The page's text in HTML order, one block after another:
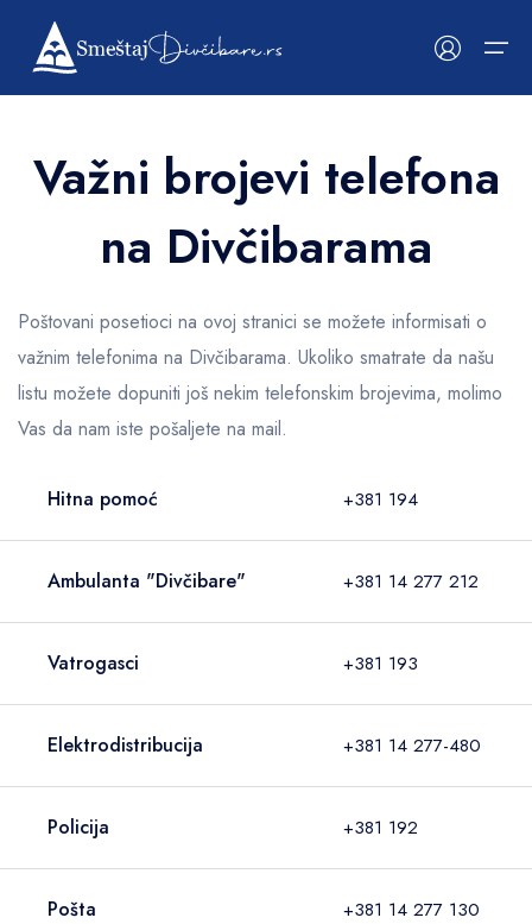
Početna
Smeštaji
Kategorije
Vikendice
Vile
Mapa smeštaja
Kategorije
Galerija fotografija
Važni telefoni
Važni brojevi telefona
na Divčibarama
Poštovani posetioci na ovoj stranici se možete informisati o
važnim telefonima na Divčibarama. Ukoliko smatrate da našu
listu možete dopuniti još nekim telefonskim brojevima, molimo
Vas da nam iste pošaljete na mail.
Hitna pomoć +381 194
Ambulanta "Divčibare" +381 14 277 212
Vatrogasci +381 193
Elektrodistribucija +381 14 277-480
Policija +381 192
Pošta +381 14 277 130